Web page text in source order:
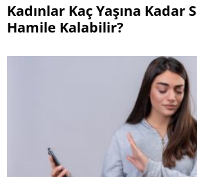
Kadınlar Kaç Yaşına Kadar
Hamile Kalabilir?